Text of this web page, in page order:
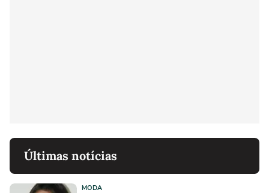
Últimas notícias
MODA